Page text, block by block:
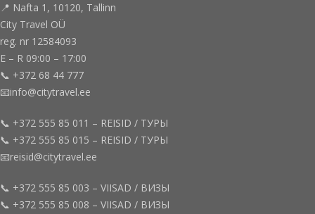
📍 Nafta 1, 10120, Tallinn
City Travel OÜ
reg. nr 12584093
E – R 09:00 – 17:00
📞 +372 68 44 777
📧info@citytravel.ee
📞 +372 555 85 011 – REISID / ТУРЫ
📞 +372 555 85 015 – REISID / ТУРЫ
📧reisid@citytravel.ee
📞 +372 555 85 003 – VIISAD / ВИЗЫ
📞 +372 555 85 008 – VIISAD / ВИЗЫ